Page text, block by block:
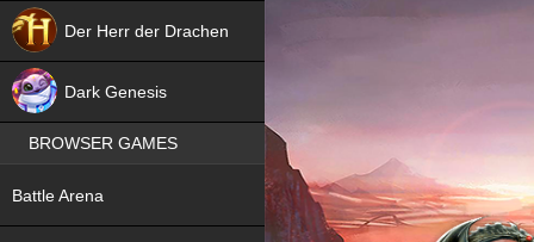
Der Herr der Drachen
Dark Genesis
BROWSER GAMES
Battle Arena